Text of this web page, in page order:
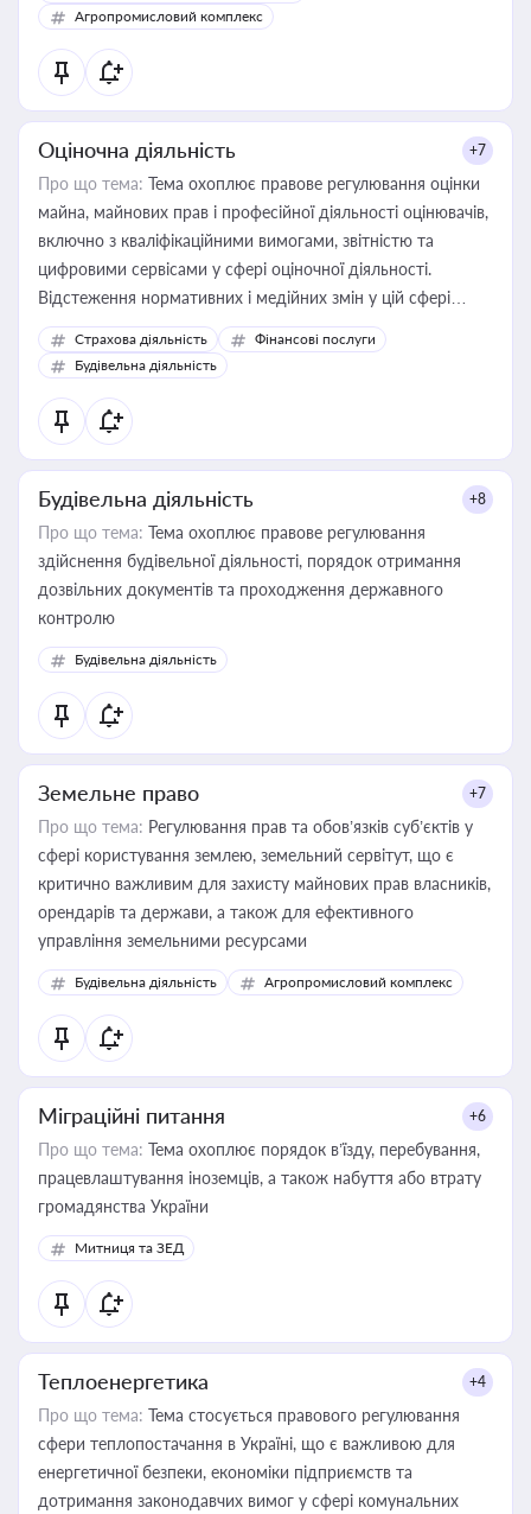
Агропромисловий комплекс
Оціночна діяльність +7
Про що тема: Тема охоплює правове регулювання оцінки
майна, майнових прав і професійної діяльності оцінювачів,
включно з кваліфікаційними вимогами, звітністю та
цифровими сервісами у сфері оціночної діяльності.
Відстеження нормативних і медійних змін у цій сфері
корисне для власника бізнесу, керівника, юриста або
бухгалтера під час оподаткування, приватизації, оренди
державного майна, корпоративних угод і перевірки
статусу суб'єктів оціночної діяльності
Страхова діяльність
Фінансові послуги
Будівельна діяльність
Будівельна діяльність +8
Про що тема: Тема охоплює правове регулювання
здійснення будівельної діяльності, порядок отримання
дозвільних документів та проходження державного
контролю
Будівельна діяльність
Земельне право +7
Про що тема: Регулювання прав та обов’язків суб’єктів у
сфері користування землею, земельний сервітут, що є
критично важливим для захисту майнових прав власників,
орендарів та держави, а також для ефективного
управління земельними ресурсами
Будівельна діяльність Агропромисловий комплекс
Міграційні питання +6
Про що тема: Тема охоплює порядок в’їзду, перебування,
працевлаштування іноземців, а також набуття або втрату
громадянства України
Митниця та ЗЕД
Теплоенергетика +4
Про що тема: Тема стосується правового регулювання
сфери теплопостачання в Україні, що є важливою для
енергетичної безпеки, економіки підприємств та
дотримання законодавчих вимог у сфері комунальних